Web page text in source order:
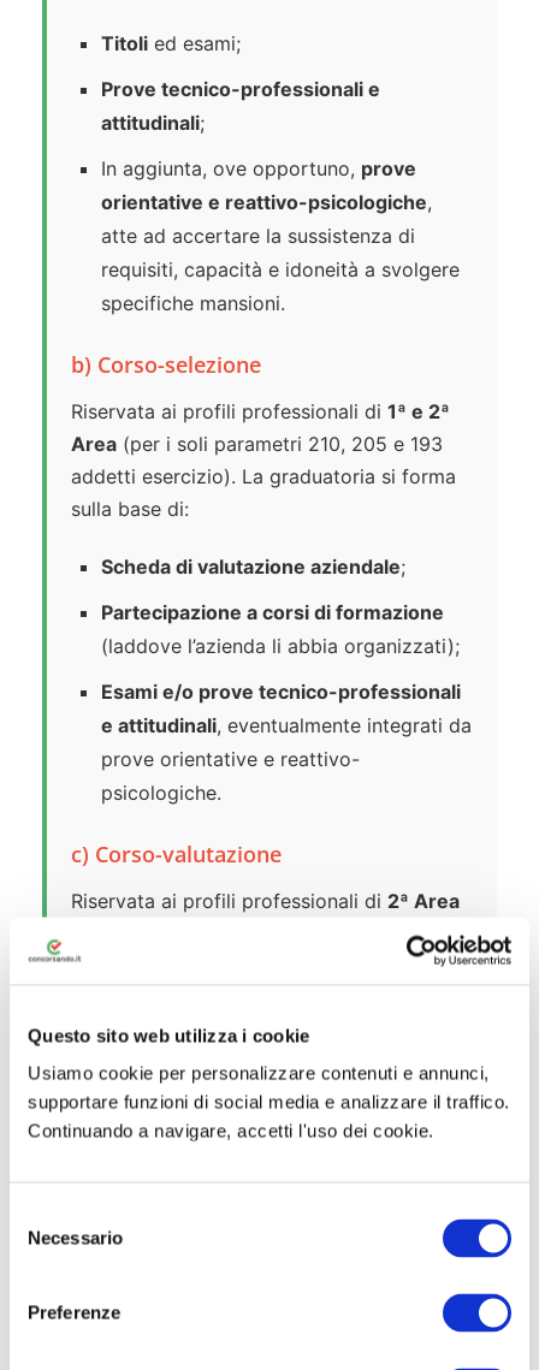
Questo sito web utilizza i cookie
Usiamo cookie per personalizzare contenuti e annunci,
supportare funzioni di social media e analizzare il traffico.
Continuando a navigare, accetti l'uso dei cookie.
Necessario
Preferenze
Titoli ed esami;
Prove tecnico-professionali e
attitudinali;
In aggiunta, ove opportuno, prove
orientative e reattivo-psicologiche,
atte ad accertare la sussistenza di
requisiti, capacità e idoneità a svolgere
specifiche mansioni.
b) Corso-selezione
Riservata ai profili professionali di 1ª e 2ª
Area (per i soli parametri 210, 205 e 193
addetti esercizio). La graduatoria si forma
sulla base di:
Scheda di valutazione aziendale;
Partecipazione a corsi di formazione
(laddove l’azienda li abbia organizzati);
Esami e/o prove tecnico-professionali
e attitudinali, eventualmente integrati da
prove orientative e reattivo-
psicologiche.
c) Corso-valutazione
Riservata ai profili professionali di 2ª Area
(solo parametro 193 STA – Specialista
Tecnico Amministrativo),
. La
Partecipazione a corsi di formazione
(se organizzati dall’azienda);
per le specifiche mansioni.